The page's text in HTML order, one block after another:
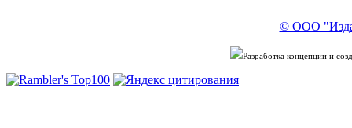
© ООО
Разработка концепции и